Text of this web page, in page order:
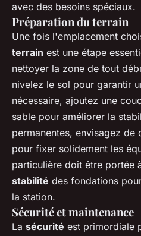
avec des besoins spéciaux.
Préparation du terrain
Une fois l'emplacement
terrain est une étape
nettoyer la zone de tout
nivelez le sol pour garantir
nécessaire, ajoutez une
sable pour améliorer la
permanentes, envisagez de
pour fixer solidement les
particulière doit être portée
stabilité des fondations
la station.
Sécurité et maintenance
La sécurité est primordiale